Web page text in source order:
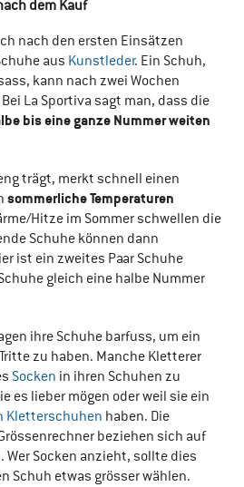
dem Kauf
nach den ersten Einsätzen
aus Kunstleder. Ein Schuh,
kann nach zwei Wochen
La Sportiva sagt man, dass die
bis eine ganze Nummer weiten
trägt, merkt schnell einen
sommerliche Temperaturen
Hitze im Sommer schwellen die
Schuhe können dann
ist ein zweites Paar Schuhe
gleich eine halbe Nummer
ihre Schuhe barfuss, um ein
zu haben. Manche Kletterer
Socken in ihren Schuhen zu
es lieber mögen oder weil sie ein
Kletterschuhen haben. Die
beziehen sich auf
. Wer Socken anzieht, sollte dies
Schuh etwas grösser wählen.